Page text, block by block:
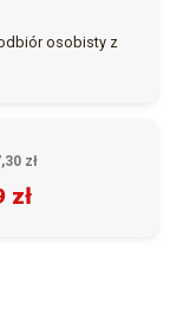
osobisty z
zł
zł